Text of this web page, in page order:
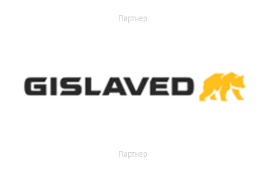
Партнер
Партнер